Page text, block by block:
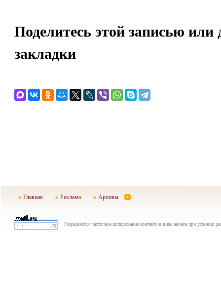
Поделитесь этой записью или
закладки
Главная Реклама Архивы
Разрешается частичное копирование контента в виде анонса при условии